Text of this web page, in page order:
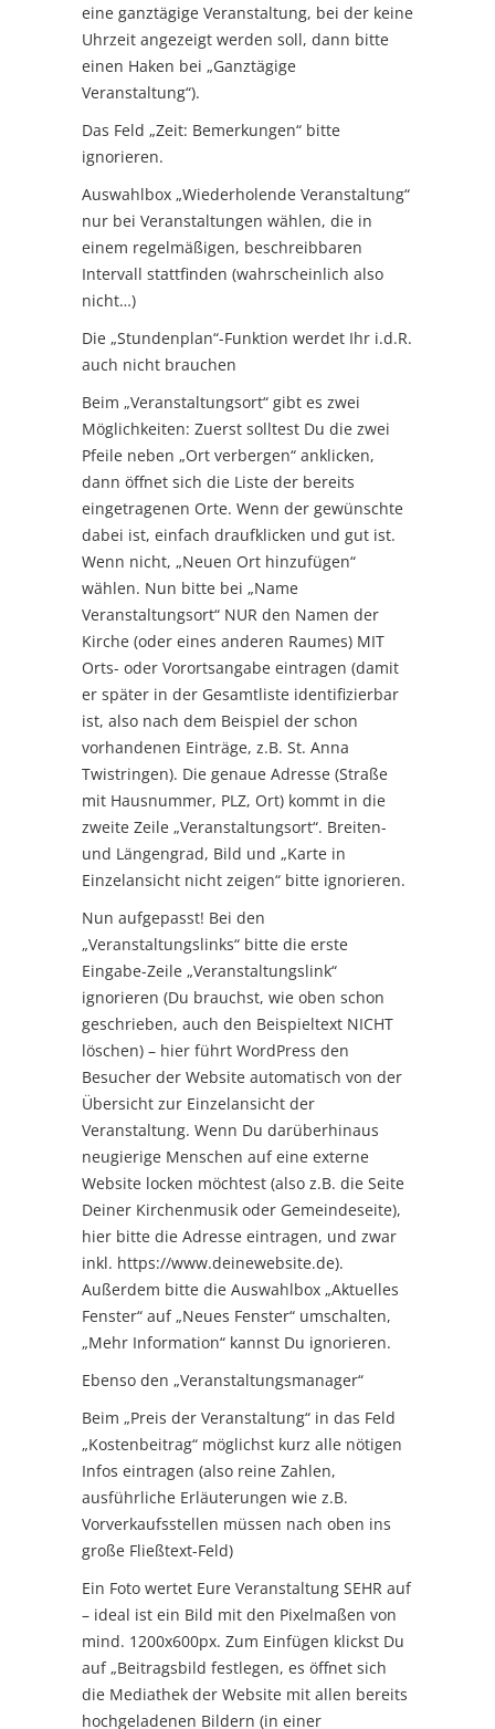
eine ganztägige Veranstaltung, bei der keine
Uhrzeit angezeigt werden soll, dann bitte
einen Haken bei „Ganztägige
Veranstaltung“).
Das Feld „Zeit: Bemerkungen“ bitte
ignorieren.
Auswahlbox „Wiederholende Veranstaltung“
nur bei Veranstaltungen wählen, die in
einem regelmäßigen, beschreibbaren
Intervall stattfinden (wahrscheinlich also
nicht…)
Die „Stundenplan“-Funktion werdet Ihr i.d.R.
auch nicht brauchen
Beim „Veranstaltungsort“ gibt es zwei
Möglichkeiten: Zuerst solltest Du die zwei
Pfeile neben „Ort verbergen“ anklicken,
dann öffnet sich die Liste der bereits
eingetragenen Orte. Wenn der gewünschte
dabei ist, einfach draufklicken und gut ist.
Wenn nicht, „Neuen Ort hinzufügen“
wählen. Nun bitte bei „Name
Veranstaltungsort“ NUR den Namen der
Kirche (oder eines anderen Raumes) MIT
Orts- oder Vorortsangabe eintragen (damit
er später in der Gesamtliste identifizierbar
ist, also nach dem Beispiel der schon
vorhandenen Einträge, z.B. St. Anna
Twistringen). Die genaue Adresse (Straße
mit Hausnummer, PLZ, Ort) kommt in die
zweite Zeile „Veranstaltungsort“. Breiten-
und Längengrad, Bild und „Karte in
Einzelansicht nicht zeigen“ bitte ignorieren.
Nun aufgepasst! Bei den
„Veranstaltungslinks“ bitte die erste
Eingabe-Zeile „Veranstaltungslink“
ignorieren (Du brauchst, wie oben schon
geschrieben, auch den Beispieltext NICHT
löschen) – hier führt WordPress den
Besucher der Website automatisch von der
Übersicht zur Einzelansicht der
Veranstaltung. Wenn Du darüberhinaus
neugierige Menschen auf eine externe
Website locken möchtest (also z.B. die Seite
Deiner Kirchenmusik oder Gemeindeseite),
hier bitte die Adresse eintragen, und zwar
inkl. https://www.deinewebsite.de).
Außerdem bitte die Auswahlbox „Aktuelles
Fenster“ auf „Neues Fenster“ umschalten,
„Mehr Information“ kannst Du ignorieren.
Ebenso den „Veranstaltungsmanager“
Beim „Preis der Veranstaltung“ in das Feld
„Kostenbeitrag“ möglichst kurz alle nötigen
Infos eintragen (also reine Zahlen,
ausführliche Erläuterungen wie z.B.
Vorverkaufsstellen müssen nach oben ins
große Fließtext-Feld)
Ein Foto wertet Eure Veranstaltung SEHR auf
– ideal ist ein Bild mit den Pixelmaßen von
mind. 1200x600px. Zum Einfügen klickst Du
auf „Beitragsbild festlegen, es öffnet sich
die Mediathek der Website mit allen bereits
hochgeladenen Bildern (in einer